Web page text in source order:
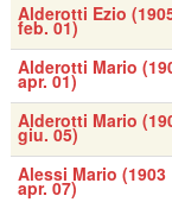
Alderotti Ezio
feb. 01)
Alderotti Mario
apr. 01)
Alderotti Mario
giu. 05)
Alessi Mario (1903
apr. 07)